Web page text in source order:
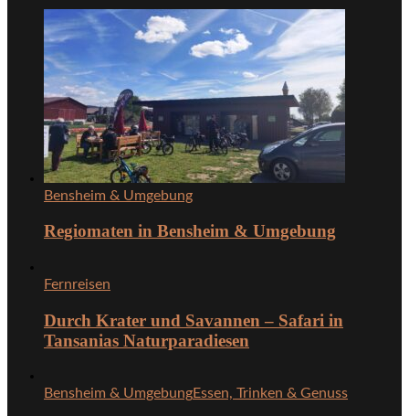
Bensheim & Umgebung
Regiomaten in Bensheim & Umgebung
Fernreisen
Durch Krater und Savannen – Safari in
Tansanias Naturparadiesen
Bensheim & UmgebungEssen, Trinken & Genuss